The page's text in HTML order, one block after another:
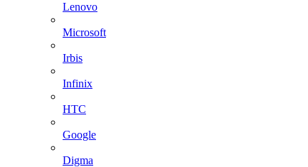
Lenovo
Microsoft
Irbis
Infinix
HTC
Google
Digma